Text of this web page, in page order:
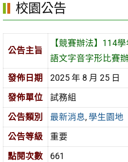
校園公告
公告主旨
【競賽辦法】114
語文字音字形比賽
發佈日期
2025 年 8 月 25 日
發佈單位
試務組
公告類別
最新消息, 學生園地
公告等級
重要
點閱次數
661